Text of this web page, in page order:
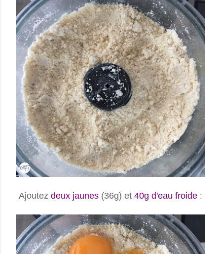
Ajoutez deux jaunes (36g) et 40g d'eau froide :